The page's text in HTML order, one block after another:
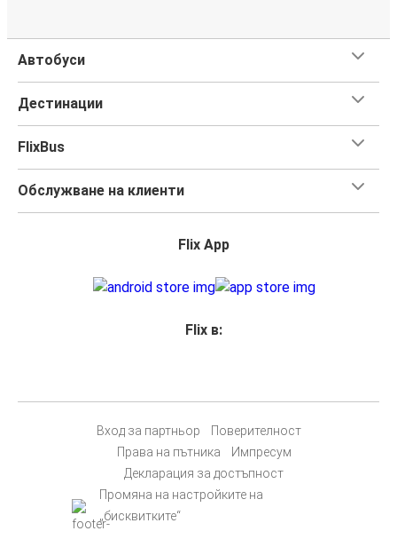
Автобуси
Дестинации
FlixBus
Обслужване на клиенти
Flix App
Flix в:
Вход за партньор
Поверителност
Права на пътника
Импресум
Декларация за достъпност
Промяна на настройките на
„бисквитките“